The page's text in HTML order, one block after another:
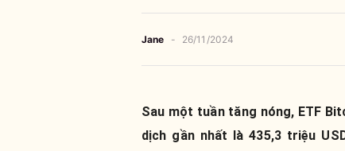
Jane - 26/11/2024
Sau một tuần tăng nóng, ETF
dịch gần nhất là 435,3 triệu